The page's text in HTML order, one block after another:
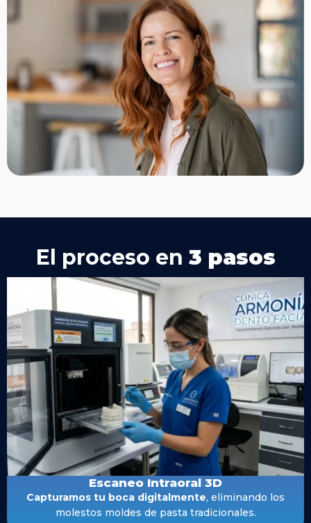
El proceso en 3 pasos
Escaneo Intraoral 3D
Capturamos tu boca digitalmente, eliminando los
molestos moldes de pasta tradicionales.